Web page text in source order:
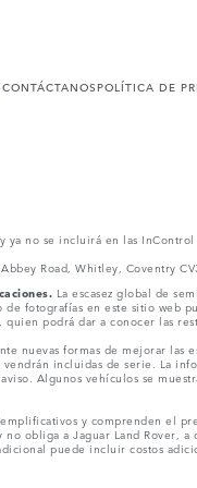
CONTÁCTANOSPOLÍTICA DE
no se incluirá en las
Road, Whitley, Coventry
La escasez global de
fotografías en este sitio web
podrá dar a conocer las
nuevas formas de mejorar
incluidas de serie. La
Algunos vehículos se
y comprenden el
obliga a Jaguar Land Rover,
puede incluir costos